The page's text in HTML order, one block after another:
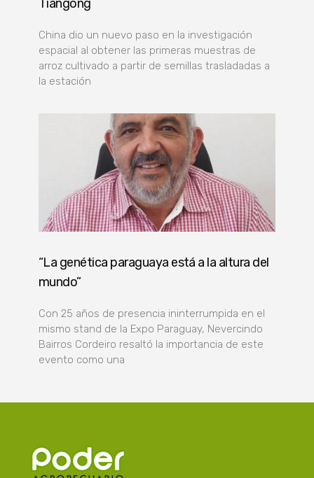
Tiangong
China dio un nuevo paso en la investigación
espacial al obtener las primeras muestras de
arroz cultivado a partir de semillas trasladadas a
la estación
“La genética paraguaya está a la altura del
mundo”
Con 25 años de presencia ininterrumpida en el
mismo stand de la Expo Paraguay, Nevercindo
Bairros Cordeiro resaltó la importancia de este
evento como una